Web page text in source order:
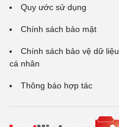
Quy ước sử dụng
Chính sách bảo mật
Chính sách bảo vệ dữ liệu
cá nhân
Thông báo hợp tác